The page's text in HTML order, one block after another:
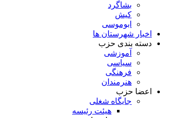
بشاگرد
کیش
ابوموسی
اخبار شهرستان ها
دسته بندی حزب
آموزشی
سیاسی
فرهنگی
هنرمندان
اعضا حزب
جایگاه شغلی
هیئت رئیسه